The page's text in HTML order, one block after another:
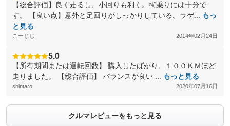
【総合評価】良く走るし、小回りも利く。街乗りには十分で
す。 【良い点】意外と足回りがしっかりしている。ラゲ...
もっ
と見る
こーじじ 2014年02月24日
5.0
【所有期間または運転回数】 購入したばかり、１００ＫＭほど
走りました。 【総合評価】 バランスが良い ...
もっと見る
shintaro 2020年07月16日
クルマレビューをもっと見る